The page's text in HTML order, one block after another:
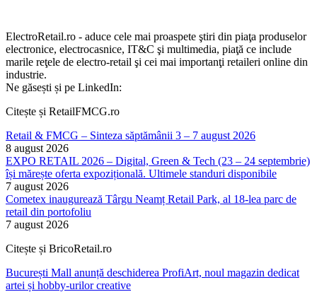
ElectroRetail.ro - aduce cele mai proaspete ştiri din piaţa produselor
electronice, electrocasnice, IT&C şi multimedia, piaţă ce include
marile reţele de electro-retail şi cei mai importanţi retaileri online din
industrie.
Ne găsești și pe LinkedIn:
Citește și RetailFMCG.ro
Retail & FMCG – Sinteza săptămânii 3 – 7 august 2026
8 august 2026
EXPO RETAIL 2026 – Digital, Green & Tech (23 – 24 septembrie)
își mărește oferta expozițională. Ultimele standuri disponibile
7 august 2026
Cometex inaugurează Târgu Neamț Retail Park, al 18-lea parc de
retail din portofoliu
7 august 2026
Citește și BricoRetail.ro
București Mall anunță deschiderea ProfiArt, noul magazin dedicat
artei și hobby-urilor creative